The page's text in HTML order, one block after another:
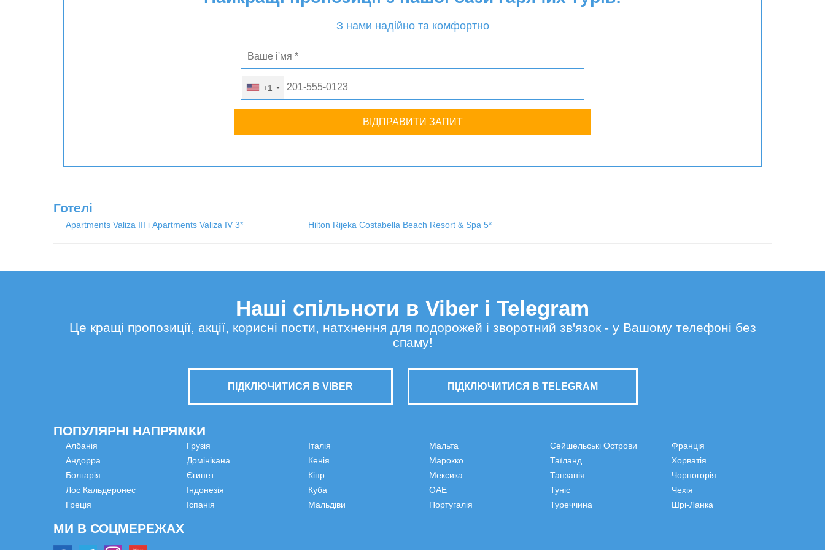
З нами надійно та комфортно
+1
ВІДПРАВИТИ ЗАПИТ
Готелі
Apartments Valiza III i Apartments Valiza IV 3* Hilton Rijeka Costabella Beach Resort & Spa 5*
Наші спільноти в Viber і Telegram
Це кращі пропозиції, акції, корисні пости, натхнення для подорожей і зворотний зв'язок - у Вашому телефоні без
спаму!
ПІДКЛЮЧИТИСЯ В VIBER ПІДКЛЮЧИТИСЯ В TELEGRAM
ПОПУЛЯРНІ НАПРЯМКИ
Албанія
Андорра
Болгарія
Лос Кальдеронес
Греція
Грузія
Домінікана
Єгипет
Індонезія
Іспанія
Італія
Кенія
Кіпр
Куба
Мальдіви
Мальта
Марокко
Мексика
ОАЕ
Португалія
Сейшельські Острови
Таїланд
Танзанія
Туніс
Туреччина
Франція
Хорватія
Чорногорія
Чехія
Шрі-Ланка
МИ В СОЦМЕРЕЖАХ